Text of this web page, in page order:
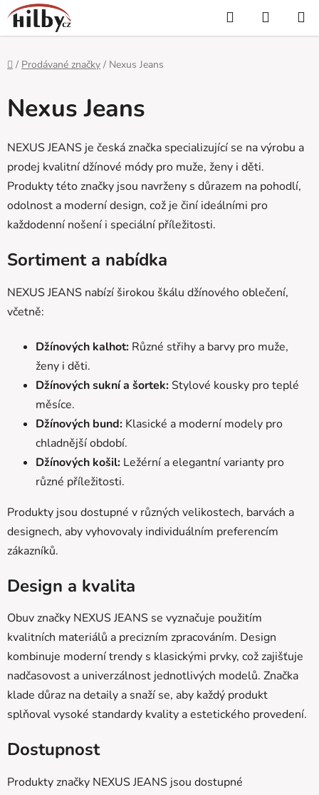
Přejít
na
obsah
Hledat
KOŠÍK
Domů
/ Prodávané značky / Nexus Jeans
Nexus Jeans
NEXUS JEANS je česká značka specializující se na výrobu a
prodej kvalitní džínové módy pro muže, ženy i děti.
Produkty této značky jsou navrženy s důrazem na pohodlí,
odolnost a moderní design, což je činí ideálními pro
každodenní nošení i speciální příležitosti.
Sortiment a nabídka
NEXUS JEANS nabízí širokou škálu džínového oblečení,
včetně:
Džínových kalhot: Různé střihy a barvy pro muže,
ženy i děti.
Džínových sukní a šortek:Stylové kousky pro teplé
měsíce.
Džínových bund: Klasické a moderní modely pro
chladnější období.
Džínových košil: Ležérní a elegantní varianty pro
různé příležitosti.
Produkty jsou dostupné v různých velikostech, barvách a
designech, aby vyhovovaly individuálním preferencím
zákazníků.
Design a kvalita
Obuv značky NEXUS JEANS se vyznačuje použitím
kvalitních materiálů a precizním zpracováním. Design
kombinuje moderní trendy s klasickými prvky, což zajišťuje
nadčasovost a univerzálnost jednotlivých modelů. Značka
klade důraz na detaily a snaží se, aby každý produkt
splňoval vysoké standardy kvality a estetického provedení.
Dostupnost
Produkty značky NEXUS JEANS jsou dostupné